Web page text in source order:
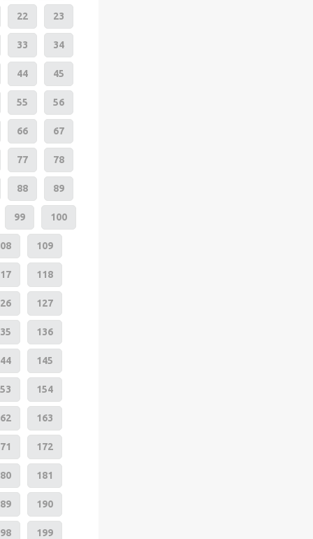
22 23
33 34
44 45
55 56
66 67
77 78
88 89
99 100
109
118
127
136
145
154
163
172
181
190
199